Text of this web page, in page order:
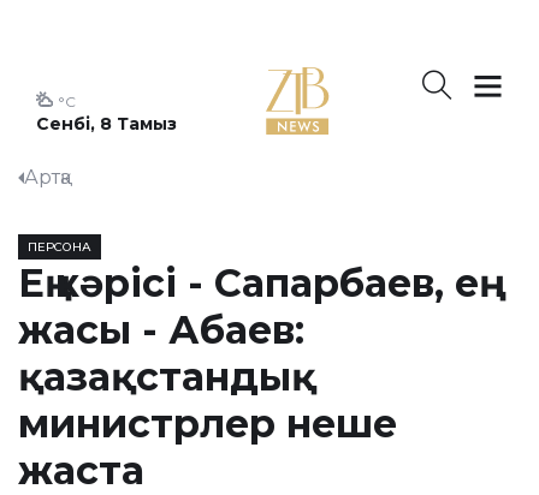
Сенбі, 8 Тамыз
°C
Артқа
ПЕРСОНА
Ең кәрісі - Сапарбаев, ең
жасы - Абаев:
қазақстандық
министрлер неше
жаста